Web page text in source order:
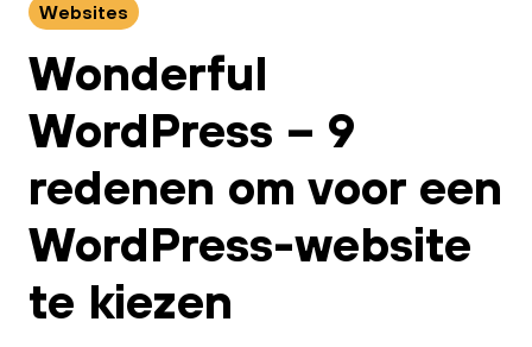
Websites
Wonderful
WordPress – 9
redenen om voor een
WordPress-website
te kiezen